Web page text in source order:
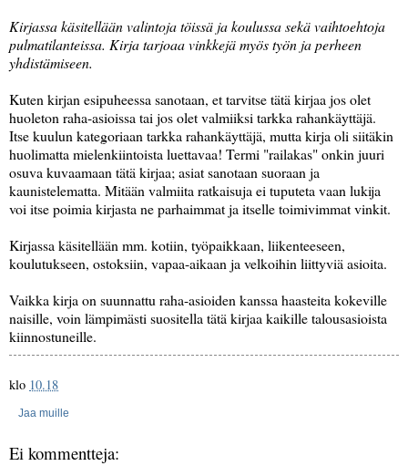
Kirjassa käsitellään valintoja töissä ja koulussa sekä vaihtoehtoja
pulmatilanteissa. Kirja tarjoaa vinkkejä myös työn ja perheen
yhdistämiseen.
Kuten kirjan esipuheessa sanotaan, et tarvitse tätä kirjaa jos olet
huoleton raha-asioissa tai jos olet valmiiksi tarkka rahankäyttäjä.
Itse kuulun kategoriaan tarkka rahankäyttäjä, mutta kirja oli siitäkin
huolimatta mielenkiintoista luettavaa! Termi "railakas" onkin juuri
osuva kuvaamaan tätä kirjaa; asiat sanotaan suoraan ja
kaunistelematta. Mitään valmiita ratkaisuja ei tuputeta vaan lukija
voi itse poimia kirjasta ne parhaimmat ja itselle toimivimmat vinkit.
Kirjassa käsitellään mm. kotiin, työpaikkaan, liikenteeseen,
koulutukseen, ostoksiin, vapaa-aikaan ja velkoihin liittyviä asioita.
Vaikka kirja on suunnattu raha-asioiden kanssa haasteita kokeville
naisille, voin lämpimästi suositella tätä kirjaa kaikille talousasioista
kiinnostuneille.
klo 10.18
Jaa muille
Ei kommentteja: